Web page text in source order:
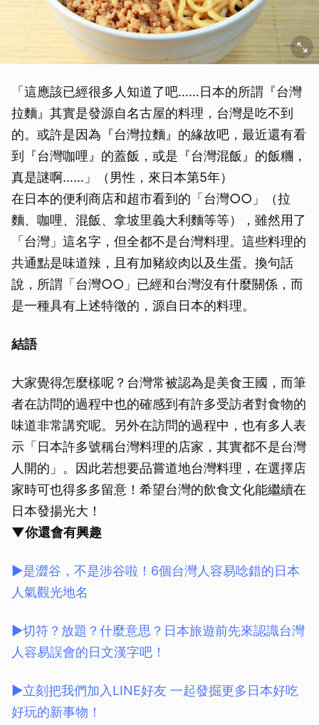
「這應該已經很多人知道了吧……日本的所謂『台灣
拉麵』其實是發源自名古屋的料理，台灣是吃不到
的。或許是因為『台灣拉麵』的緣故吧，最近還有看
到『台灣咖哩』的蓋飯，或是『台灣混飯』的飯糰，
真是謎啊……」（男性，來日本第5年）
在日本的便利商店和超市看到的「台灣○○」（拉
麵、咖哩、混飯、拿坡里義大利麵等等），雖然用了
「台灣」這名字，但全都不是台灣料理。這些料理的
共通點是味道辣，且有加豬絞肉以及生蛋。換句話
說，所謂「台灣○○」已經和台灣沒有什麼關係，而
是一種具有上述特徵的，源自日本的料理。
結語
大家覺得怎麼樣呢？台灣常被認為是美食王國，而筆
者在訪問的過程中也的確感到有許多受訪者對食物的
味道非常講究呢。另外在訪問的過程中，也有多人表
示「日本許多號稱台灣料理的店家，其實都不是台灣
人開的」。因此若想要品嘗道地台灣料理，在選擇店
家時可也得多多留意！希望台灣的飲食文化能繼續在
日本發揚光大！
▼你還會有興趣
▶是澀谷，不是涉谷啦！6個台灣人容易唸錯的日本
人氣觀光地名
▶切符？放題？什麼意思？日本旅遊前先來認識台灣
人容易誤會的日文漢字吧！
▶立刻把我們加入LINE好友 一起發掘更多日本好吃
好玩的新事物！
取消